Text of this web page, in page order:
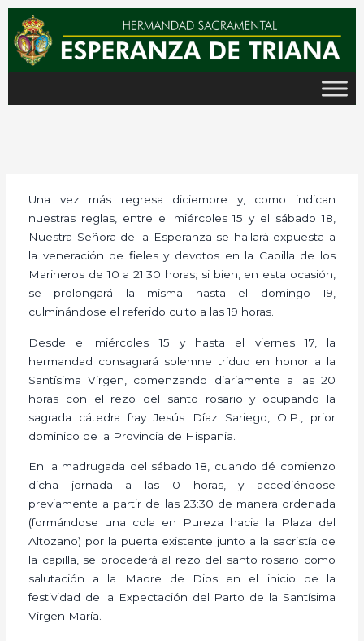
contenido
Una vez más regresa diciembre y, como indican
nuestras reglas, entre el miércoles 15 y el sábado 18,
Nuestra Señora de la Esperanza se hallará expuesta a
la veneración de fieles y devotos en la Capilla de los
Marineros de 10 a 21:30 horas; si bien, en esta ocasión,
se prolongará la misma hasta el domingo 19,
culminándose el referido culto a las 19 horas.
Desde el miércoles 15 y hasta el viernes 17, la
hermandad consagrará solemne triduo en honor a la
Santísima Virgen, comenzando diariamente a las 20
horas con el rezo del santo rosario y ocupando la
sagrada cátedra fray Jesús Díaz Sariego, O.P., prior
dominico de la Provincia de Hispania.
En la madrugada del sábado 18, cuando dé comienzo
dicha jornada a las 0 horas, y accediéndose
previamente a partir de las 23:30 de manera ordenada
(formándose una cola en Pureza hacia la Plaza del
Altozano) por la puerta existente junto a la sacristía de
la capilla, se procederá al rezo del santo rosario como
salutación a la Madre de Dios en el inicio de la
festividad de la Expectación del Parto de la Santísima
Virgen María.